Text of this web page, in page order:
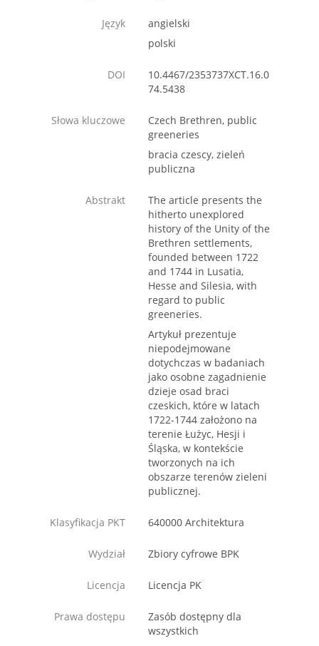
Język
angielski
polski
DOI
10.4467/2353737XCT.16.0
74.5438
Słowa kluczowe
Czech Brethren, public
greeneries
bracia czescy, zieleń
publiczna
Abstrakt
The article presents the
hitherto unexplored
history of the Unity of the
Brethren settlements,
founded between 1722
and 1744 in Lusatia,
Hesse and Silesia, with
regard to public
greeneries.
Artykuł prezentuje
niepodejmowane
dotychczas w badaniach
jako osobne zagadnienie
dzieje osad braci
czeskich, które w latach
1722-1744 założono na
terenie Łużyc, Hesji i
Śląska, w kontekście
tworzonych na ich
obszarze terenów zieleni
publicznej.
Klasyfikacja PKT 640000 Architektura
Wydział Zbiory cyfrowe BPK
Licencja Licencja PK
Prawa dostępu
Zasób dostępny dla
wszystkich